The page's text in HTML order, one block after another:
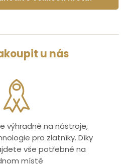
u nás
výhradně na nástroje,
pro zlatníky. Díky
vše potřebné na
místě